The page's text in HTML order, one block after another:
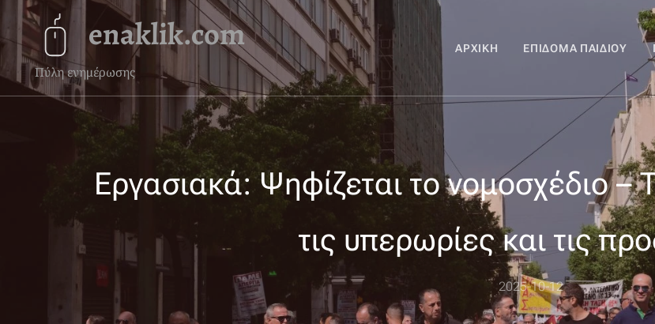
enaklik.com
Πύλη ενημέρωσης
ΑΡΧΙΚΉ ΕΠΊΔΟΜΑ ΠΑΙΔΙΟΎ
Εργασιακά: Ψηφίζεται το νομοσχέδιο –
τις υπερωρίες και τις
2025-10-12